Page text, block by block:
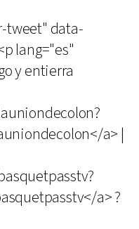
tweet" data-
lang="es"
y entierra
a> |
a> ?